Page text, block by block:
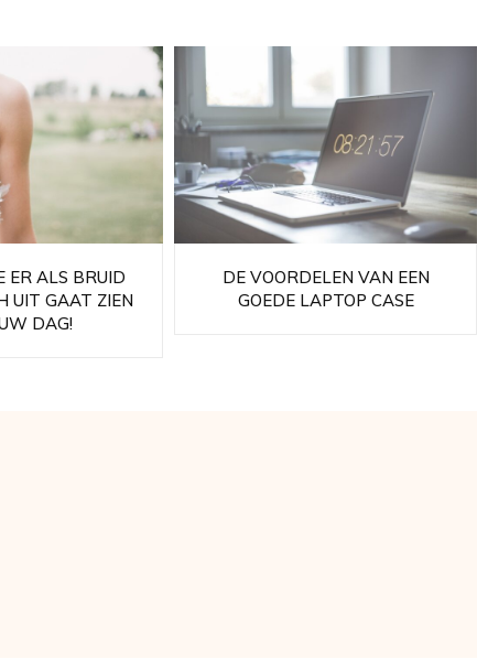
ER ALS BRUID
UIT GAAT ZIEN
DAG!
DE VOORDELEN VAN EEN
GOEDE LAPTOP CASE